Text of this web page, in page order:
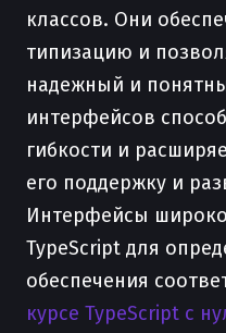
классов. Они
типизацию и
надежный и
интерфейсов
гибкости и
его поддержку и
Интерфейсы
TypeScript для
обеспечения
курсе TypeScript с